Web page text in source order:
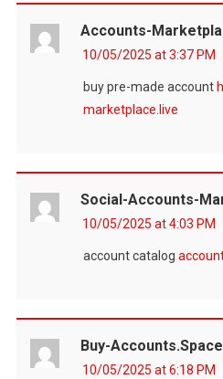
Accounts-
10/05/2025 at 3:37 PM
buy pre-made account
marketplace.live
Social-Accounts-
10/05/2025 at 4:03 PM
account catalog
Buy-
10/05/2025 at 6:18 PM